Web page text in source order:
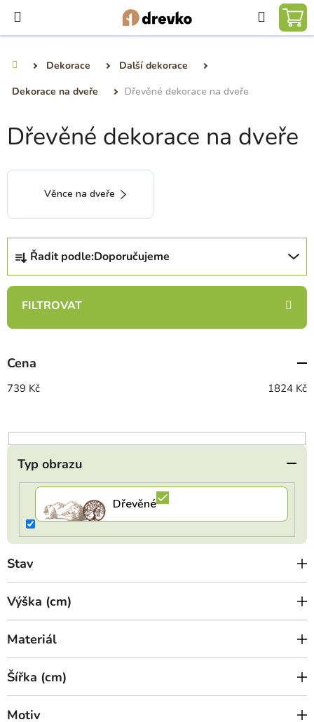
obsah
Hledat
Dekorace
Další dekorace
Dekorace na dveře
Dřevěné dekorace na dveře
Dřevěné dekorace na dveře
Věnce na dveře
Ř
z
n
p
r
o
u
k
Řadit podle:Doporučujeme
Cena
739 Kč 1824 Kč
Typ obrazu
Stav
Výška (cm)
Materiál
Šířka (cm)
Motiv